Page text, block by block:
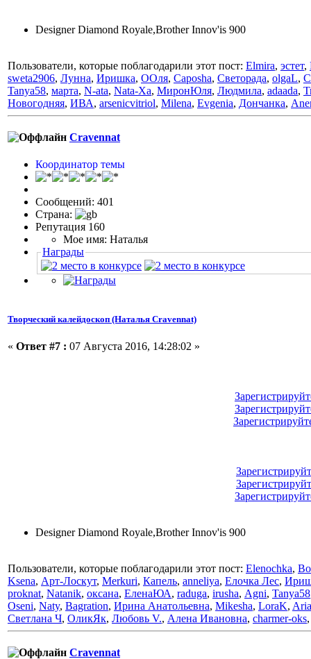
Designer Diamond Royale,Brother Innov'is 900
Пользователи, которые поблагодарили этот пост: Elmira, эстет,
sweta2906, Лунна, Иришка, ООля, Caposha, Светорада, olgaL,
Tanya58, марта, N-ata, Nata-Xa, МиронЮля, Людмила, adaada,
Новогодняя, ИВА, arsenicvitriol, Milena, Evgenia, Дончанка,
Cravennat
Координатор темы
Сообщений: 401
Страна:
Репутация 160
Мое имя: Наталья
Награды
Творческий калейдоскоп (Наталья Cravennat)
« Ответ #7 : 07 Августа 2016, 14:28:02 »
Designer Diamond Royale,Brother Innov'is 900
Пользователи, которые поблагодарили этот пост: Elenochka,
Ksena, Арт-Лоскут, Merkuri, Капель, anneliya, Елочка Лес,
proknat, Natanik, оксана, ЕленаЮА, raduga, irusha, Аgni, Tanya58
Oseni, Naty, Bagration, Ирина Анатольевна, Mikesha, LoraK,
Светлана Ч, ОликЯк, Любовь V., Алена Ивановна, charmer-oks
Cravennat